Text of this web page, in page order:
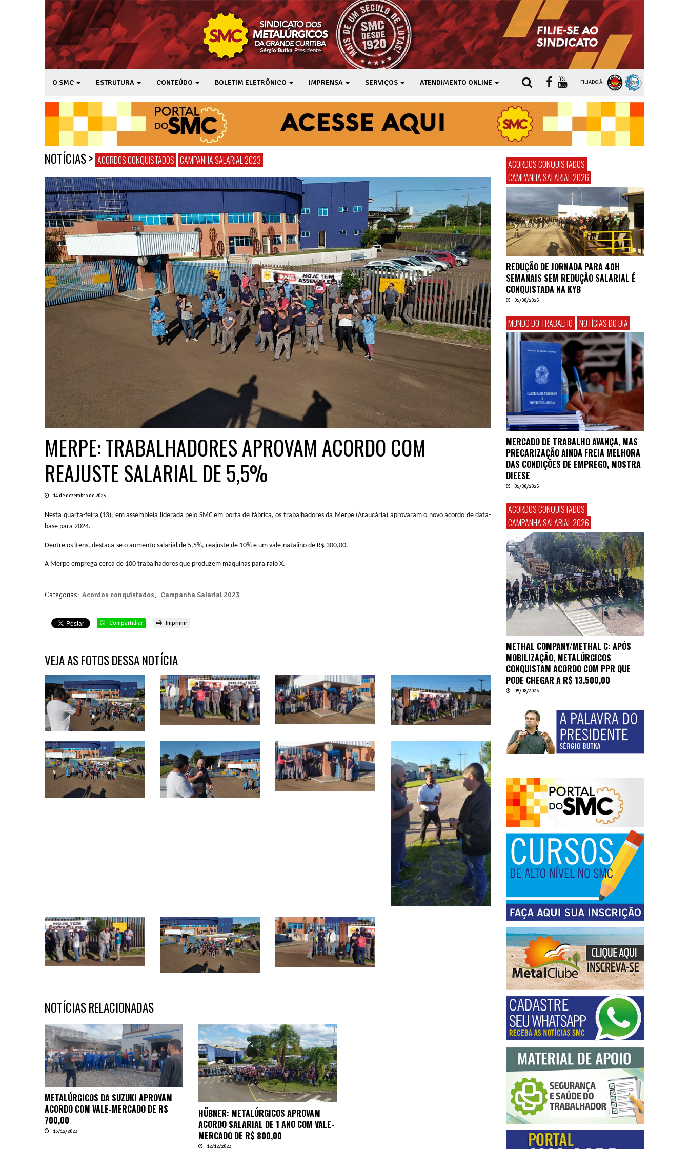
O SMC ESTRUTURA CONTEÚDO BOLETIM ELETRÔNICO IMPRENSA SERVIÇOS ATENDIMENTO ONLINE FILIADO À:
NOTÍCIAS> ACORDOS CONQUISTADOS CAMPANHA SALARIAL 2023
MERPE: TRABALHADORES APROVAM ACORDO COM
REAJUSTE SALARIAL DE 5,5%
14 de dezembro de 2023
Nesta quarta-feira (13), em assembleia liderada pelo SMC em porta de fábrica, os trabalhadores da Merpe (Araucária) aprovaram o novo acordo de data-
base para 2024.
Dentre os itens, destaca-se o aumento salarial de 5,5%, reajuste de 10% e um vale-natalino de R$ 300,00.
A Merpe emprega cerca de 100 trabalhadores que produzem máquinas para raio X.
Categorias: Acordos conquistados, Campanha Salarial 2023
Compartilhar Imprimir
VEJA AS FOTOS DESSA NOTÍCIA
NOTÍCIAS RELACIONADAS
METALÚRGICOS DA SUZUKI APROVAM
ACORDO COM VALE-MERCADO DE R$
700,00
13/12/2023
HÜBNER: METALÚRGICOS APROVAM
ACORDO SALARIAL DE 1 ANO COM VALE-
MERCADO DE R$ 800,00
12/12/2023
ACORDOS CONQUISTADOS
CAMPANHA SALARIAL 2026
REDUÇÃO DE JORNADA PARA 40H
SEMANAIS SEM REDUÇÃO SALARIAL É
CONQUISTADA NA KYB
05/08/2026
MUNDO DO TRABALHO NOTÍCIAS DO DIA
MERCADO DE TRABALHO AVANÇA, MAS
PRECARIZAÇÃO AINDA FREIA MELHORA
DAS CONDIÇÕES DE EMPREGO, MOSTRA
DIEESE
05/08/2026
ACORDOS CONQUISTADOS
CAMPANHA SALARIAL 2026
METHAL COMPANY/METHAL C: APÓS
MOBILIZAÇÃO, METALÚRGICOS
CONQUISTAM ACORDO COM PPR QUE
PODE CHEGAR A R$ 13.500,00
05/08/2026